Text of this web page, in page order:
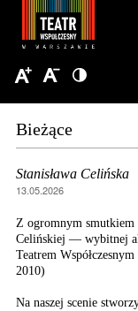
Bieżące
Stanisława Celińska
13.05.2026
Z ogromnym smutkiem
Celińskiej — wybitnej
Teatrem
2010)
Na naszej scenie